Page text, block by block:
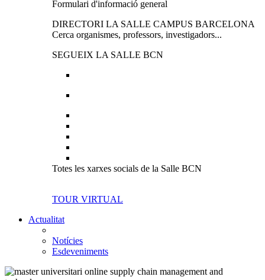
Formulari d'informació general
DIRECTORI LA SALLE CAMPUS BARCELONA
Cerca organismes, professors, investigadors...
SEGUEIX LA SALLE BCN
Totes les xarxes socials de la Salle BCN
TOUR VIRTUAL
Actualitat
Notícies
Esdeveniments